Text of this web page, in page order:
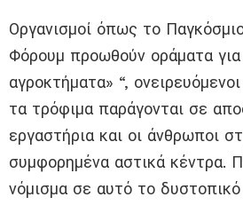
Οργανισμοί όπως το
Φόρουμ προωθούν οράματα
αγροκτήματα» “,
τα τρόφιμα παράγονται σε
εργαστήρια και οι άνθρωποι
συμφορημένα αστικά κέντρα.
νόμισμα σε αυτό το δυστοπικό